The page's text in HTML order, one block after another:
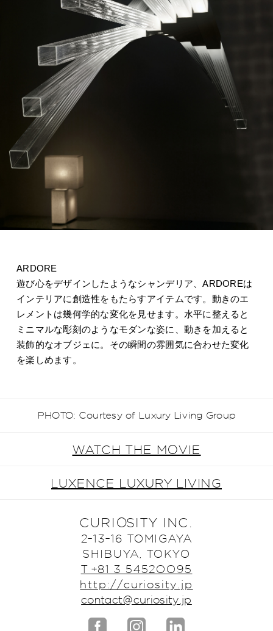
ARDORE
遊び心をデザインしたようなシャンデリア、ARDOREは
インテリアに創造性をもたらすアイテムです。動きのエ
レメントは幾何学的な変化を見せます。水平に整えると
ミニマルな彫刻のようなモダンな姿に、動きを加えると
装飾的なオブジェに。その瞬間の雰囲気に合わせた変化
を楽しめます。
PHOTO: Courtesy of Luxury Living Group
WATCH THE MOVIE
LUXENCE LUXURY LIVING
CURIOSITY INC.
2-13-16 TOMIGAYA
SHIBUYA, TOKYO
T +81 3 5452OO95
http://curiosity.jp
contact@curiosity.jp